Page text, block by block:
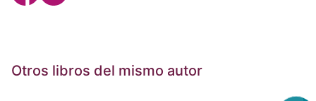
Otros libros del mismo autor